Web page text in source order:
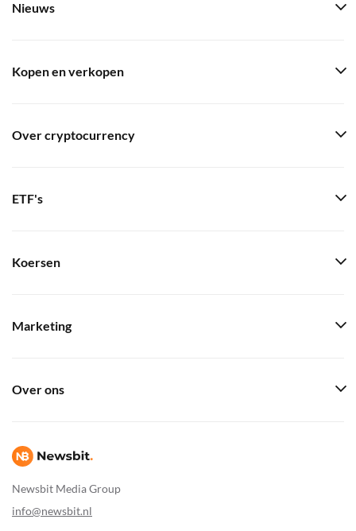
Newsbit Media Group
info@newsbit.nl
Nieuws
Kopen en verkopen
Over cryptocurrency
ETF's
Koersen
Marketing
Over ons